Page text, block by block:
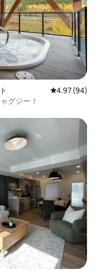
レビュー94
4.97 (94)
グジー！